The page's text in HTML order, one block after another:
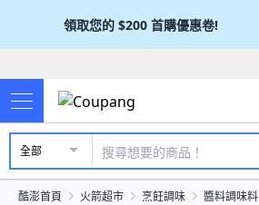
領取您的 $200 首購優惠卷!
全部
酷澎首頁 火箭超市 烹飪調味 醬料調味料